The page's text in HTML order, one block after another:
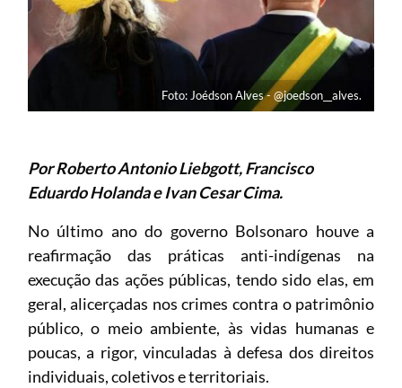
Foto: Joédson Alves - @joedson__alves.
Por Roberto Antonio Liebgott, Francisco
Eduardo Holanda e Ivan Cesar Cima.
No último ano do governo Bolsonaro houve a
reafirmação das práticas anti-indígenas na
execução das ações públicas, tendo sido elas, em
geral, alicerçadas nos crimes contra o patrimônio
público, o meio ambiente, às vidas humanas e
poucas, a rigor, vinculadas à defesa dos direitos
individuais, coletivos e territoriais.